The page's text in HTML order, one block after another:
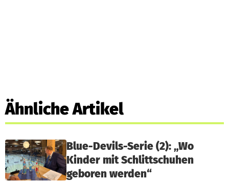
Ähnliche Artikel
Blue-Devils-Serie (2): „Wo
Kinder mit Schlittschuhen
geboren werden“